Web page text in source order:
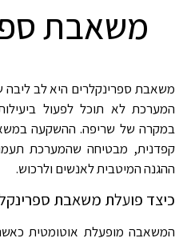
משאבת
משאבת ספרינקלרים היא לב ליבה
המערכת לא תוכל לפעול
במקרה של שריפה. ההשקעה
קפדנית, מבטיחה שהמערכת
ההגנה המיטבית לאנשים ולרכוש.
כיצד פועלת משאבת
המשאבה מופעלת אוטומטית